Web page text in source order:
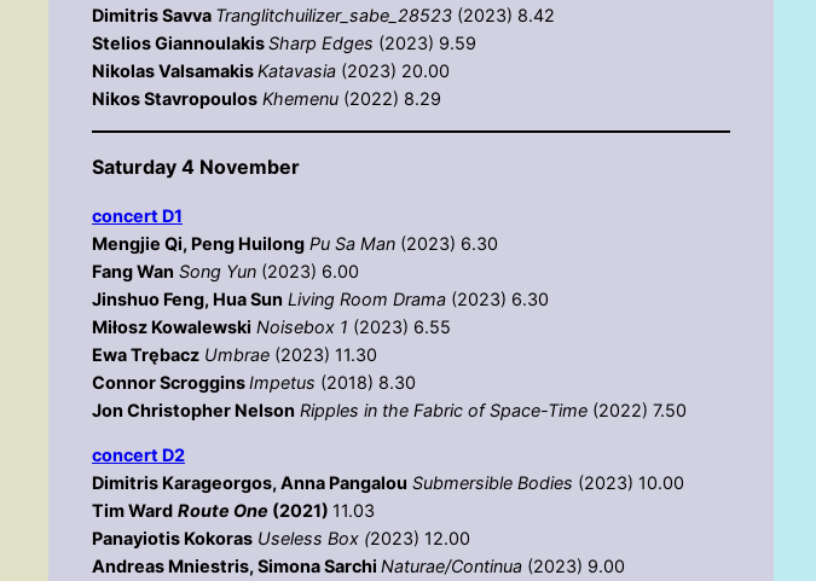
Dimitris Savva Tranglitchuilizer_sabe_28523 (2023) 8.42
Stelios GiannoulakisSharp Edges (2023) 9.59
Nikolas ValsamakisKatavasia (2023) 20.00
Nikos Stavropoulos Khemenu (2022) 8.29
Saturday 4 November
concert D1
Mengjie Qi, Peng Huilong Pu Sa Man (2023) 6.30
Fang Wan Song Yun (2023) 6.00
Jinshuo Feng, Hua Sun Living Room Drama (2023) 6.30
Miłosz Kowalewski Noisebox 1 (2023) 6.55
Ewa Trębacz Umbrae (2023) 11.30
Connor ScrogginsImpetus (2018) 8.30
Jon Christopher Nelson Ripples in the Fabric of Space-Time (2022) 7.50
concert D2
Dimitris Karageorgos, Anna Pangalou Submersible Bodies (2023) 10.00
Tim Ward Route One (2021) 11.03
Panayiotis Kokoras Useless Box (2023) 12.00
Andreas Mniestris, Simona Sarchi Νaturae/Continua (2023) 9.00